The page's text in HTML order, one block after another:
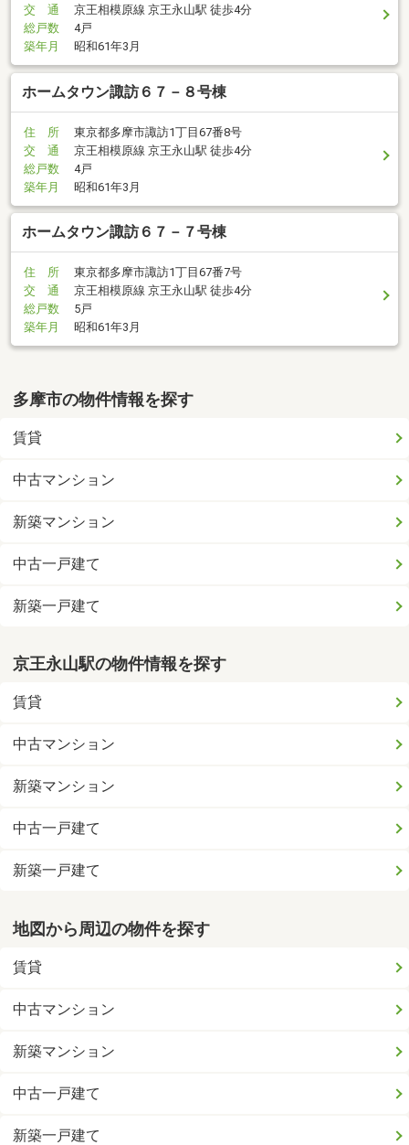
交 通
京王相模原線 京王永山駅 徒歩4分
総戸数
4戸
築年月
昭和61年3月
ホームタウン諏訪６７－８号棟
住 所
東京都多摩市諏訪1丁目67番8号
交 通
京王相模原線 京王永山駅 徒歩4分
総戸数
4戸
築年月
昭和61年3月
ホームタウン諏訪６７－７号棟
住 所
東京都多摩市諏訪1丁目67番7号
交 通
京王相模原線 京王永山駅 徒歩4分
総戸数
5戸
築年月
昭和61年3月
多摩市の物件情報を探す
賃貸
中古マンション
新築マンション
中古一戸建て
新築一戸建て
京王永山駅の物件情報を探す
賃貸
中古マンション
新築マンション
中古一戸建て
新築一戸建て
地図から周辺の物件を探す
賃貸
中古マンション
新築マンション
中古一戸建て
新築一戸建て